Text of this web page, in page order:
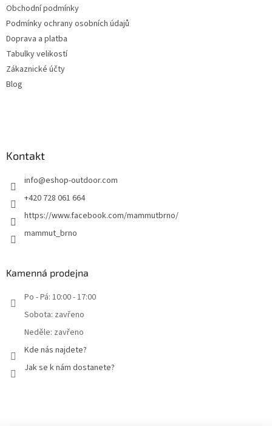
Obchodní podmínky
Podmínky ochrany osobních údajů
Doprava a platba
Tabulky velikostí
Zákaznické účty
Blog
Kontakt
info@eshop-outdoor.com
+420 728 061 664
https://www.facebook.com/mammutbrno/
mammut_brno
Kamenná prodejna
Po - Pá: 10:00 - 17:00
Sobota: zavřeno
Neděle: zavřeno
Kde nás najdete?
Jak se k nám dostanete?